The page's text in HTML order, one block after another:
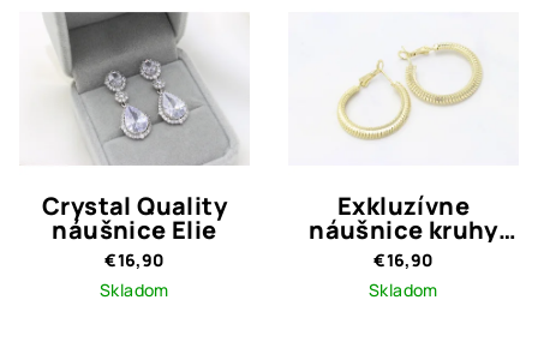
Crystal Quality
náušnice Elie
€16,90
Skladom
Exkluzívne
náušnice kruhy
Adele Gold
€16,90
Skladom